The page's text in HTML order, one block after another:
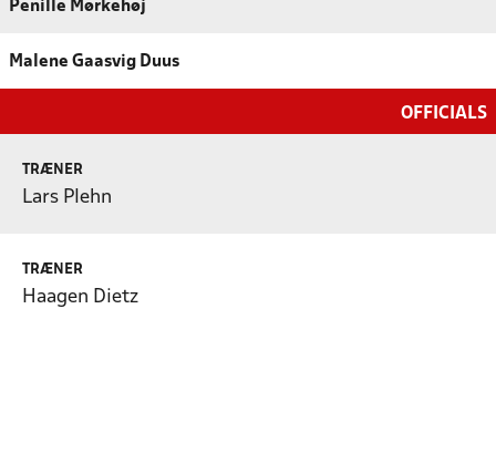
Penille Mørkehøj
Malene Gaasvig Duus
OFFICIALS
TRÆNER
Lars Plehn
TRÆNER
Haagen Dietz